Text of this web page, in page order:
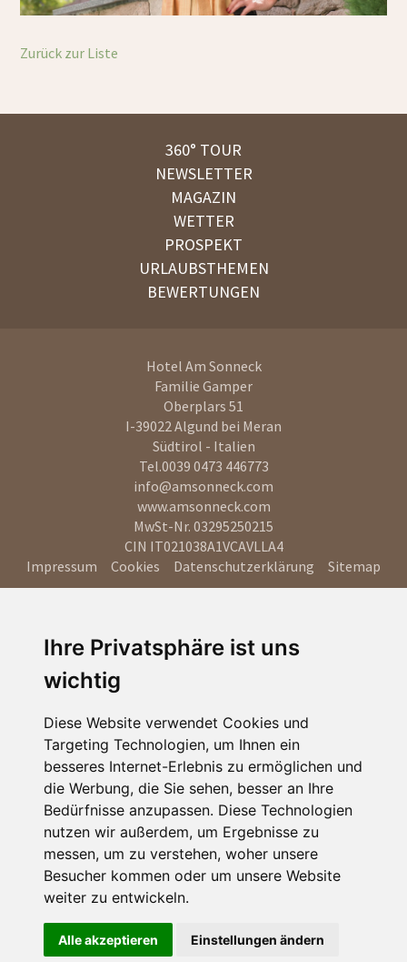
Ihre Privatsphäre ist uns
wichtig
Diese Website verwendet Cookies und
Targeting Technologien, um Ihnen ein
besseres Internet-Erlebnis zu ermöglichen und
die Werbung, die Sie sehen, besser an Ihre
Bedürfnisse anzupassen. Diese Technologien
nutzen wir außerdem, um Ergebnisse zu
messen, um zu verstehen, woher unsere
Besucher kommen oder um unsere Website
weiter zu entwickeln.
Alle akzeptieren Einstellungen ändern
Zurück zur Liste
360° TOUR
NEWSLETTER
MAGAZIN
WETTER
PROSPEKT
URLAUBSTHEMEN
BEWERTUNGEN
Hotel Am Sonneck
Familie Gamper
Oberplars 51
I-39022Algund bei Meran
Südtirol - Italien
Tel.0039 0473 446773
info@amsonneck.com
www.amsonneck.com
MwSt-Nr. 03295250215
CIN IT021038A1VCAVLLA4
Impressum
Cookies Datenschutzerklärung Sitemap